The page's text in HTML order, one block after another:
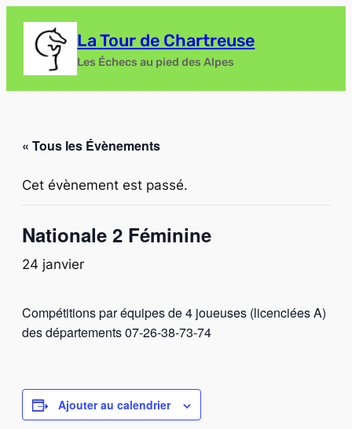
La Tour de Chartreuse
Les Échecs au pied des Alpes
« Tous les Évènements
Cet évènement est passé.
Nationale 2 Féminine
24 janvier
Compétitions par équipes de 4 joueuses (licenciées A)
des départements 07-26-38-73-74
Ajouter au calendrier